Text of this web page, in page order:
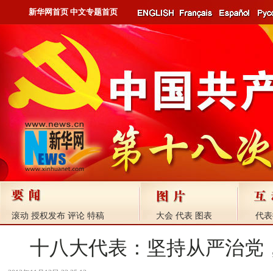
新华网首页 中文专题首页
滚动 授权发布 评论 特稿 大会 代表 图表 代
十八大代表：坚持从严治党